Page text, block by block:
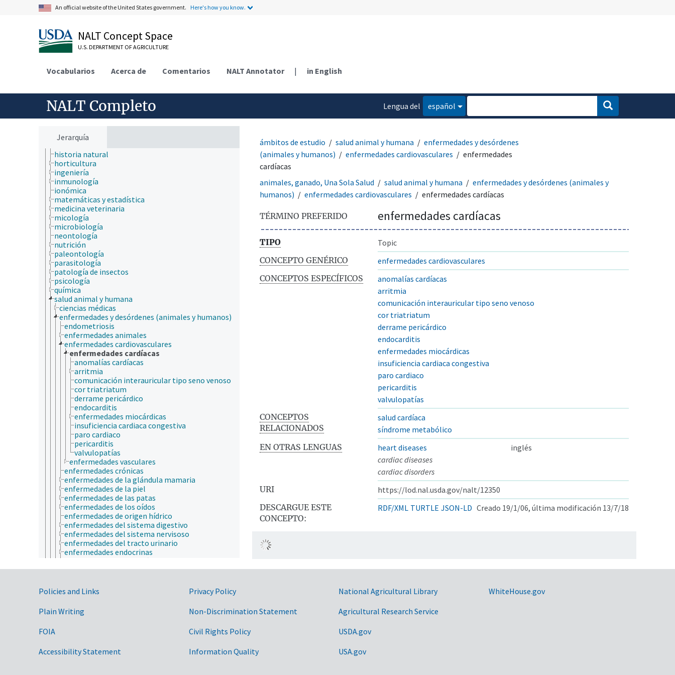
An official website of the United States government. Here's how you know.
NALT Concept Space
U.S. DEPARTMENT OF AGRICULTURE
Vocabularios Acerca de Comentarios NALT Annotator | in English
NALT Completo
Lengua del
español
Jerarquía
endocrinología
especies químicas
etiología
física
fisiología
fotobiología
geología
hidrología
higiene
histopatología
historia
historia natural
horticultura
ingeniería
inmunología
ionómica
matemáticas y estadística
medicina veterinaria
micología
microbiología
neontología
nutrición
paleontología
parasitología
patología de insectos
psicología
química
salud animal y humana
ciencias médicas
enfermedades y desórdenes (animales y humanos)
endometriosis
enfermedades animales
enfermedades cardiovasculares
enfermedades cardíacas
anomalías cardíacas
arritmia
comunicación interauricular tipo seno venoso
cor triatriatum
derrame pericárdico
endocarditis
enfermedades miocárdicas
insuficiencia cardiaca congestiva
paro cardiaco
pericarditis
valvulopatías
enfermedades vasculares
enfermedades crónicas
enfermedades de la glándula mamaria
enfermedades de la piel
enfermedades de las patas
enfermedades de los oídos
enfermedades de origen hídrico
enfermedades del sistema digestivo
enfermedades del sistema nervisoso
enfermedades del tracto urinario
enfermedades endocrinas
enfermedades hematológicas
enfermedades hepáticas
enfermedades iatrogénicas
enfermedades idiopáticas
enfermedades inmunológicas
enfermedades oculares
ámbitos de estudio salud animal y humana
enfermedades y desórdenes
(animales y humanos)
enfermedades cardiovasculares
enfermedades
cardíacas
animales, ganado, Una Sola Salud
salud animal y humana
enfermedades y desórdenes (animales y
humanos)
enfermedades cardiovasculares enfermedades cardíacas
TÉRMINO PREFERIDO enfermedades cardíacas
TIPO
Topic
CONCEPTO GENÉRICO
enfermedades cardiovasculares
CONCEPTOS ESPECÍFICOS
anomalías cardíacas
arritmia
comunicación interauricular tipo seno venoso
cor triatriatum
derrame pericárdico
endocarditis
enfermedades miocárdicas
insuficiencia cardiaca congestiva
paro cardiaco
pericarditis
valvulopatías
CONCEPTOS
RELACIONADOS
salud cardíaca
síndrome metabólico
EN OTRAS LENGUAS
heart diseases
inglés
cardiac diseases
cardiac disorders
URI
https://lod.nal.usda.gov/nalt/12350
DESCARGUE ESTE
CONCEPTO:
RDF/XML TURTLE JSON-LD Creado 19/1/06, última modificación 13/7/18
Government Links
Policies and Links
Plain Writing
FOIA
Accessibility Statement
Privacy Policy
Non-Discrimination Statement
Civil Rights Policy
Information Quality
National Agricultural Library
Agricultural Research Service
USDA.gov
USA.gov
WhiteHouse.gov